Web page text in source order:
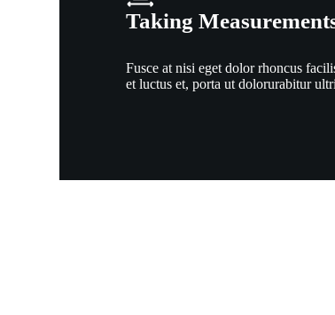
Taking
Fusce at nisi eget dolor rhoncus
et luctus et, porta ut dolorurabitur